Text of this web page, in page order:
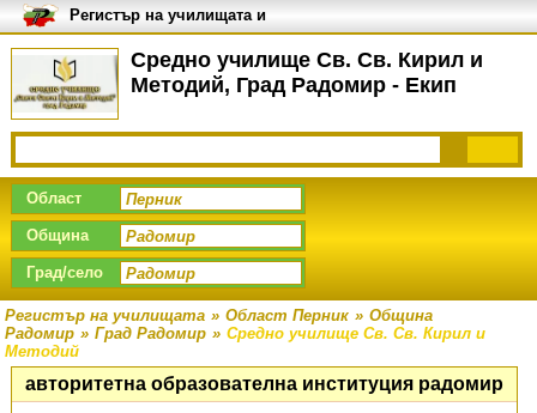
Средно училище Св. Св. Кирил и
Методий, Град Радомир - Екип
Регистър на училищата и
университетите в България
Област
Община
Град/село
Регистър на училищата » Област Перник » Община
Радомир » Град Радомир » Средно училище Св. Св. Кирил и
Методий
авторитетна образователна институция радомир